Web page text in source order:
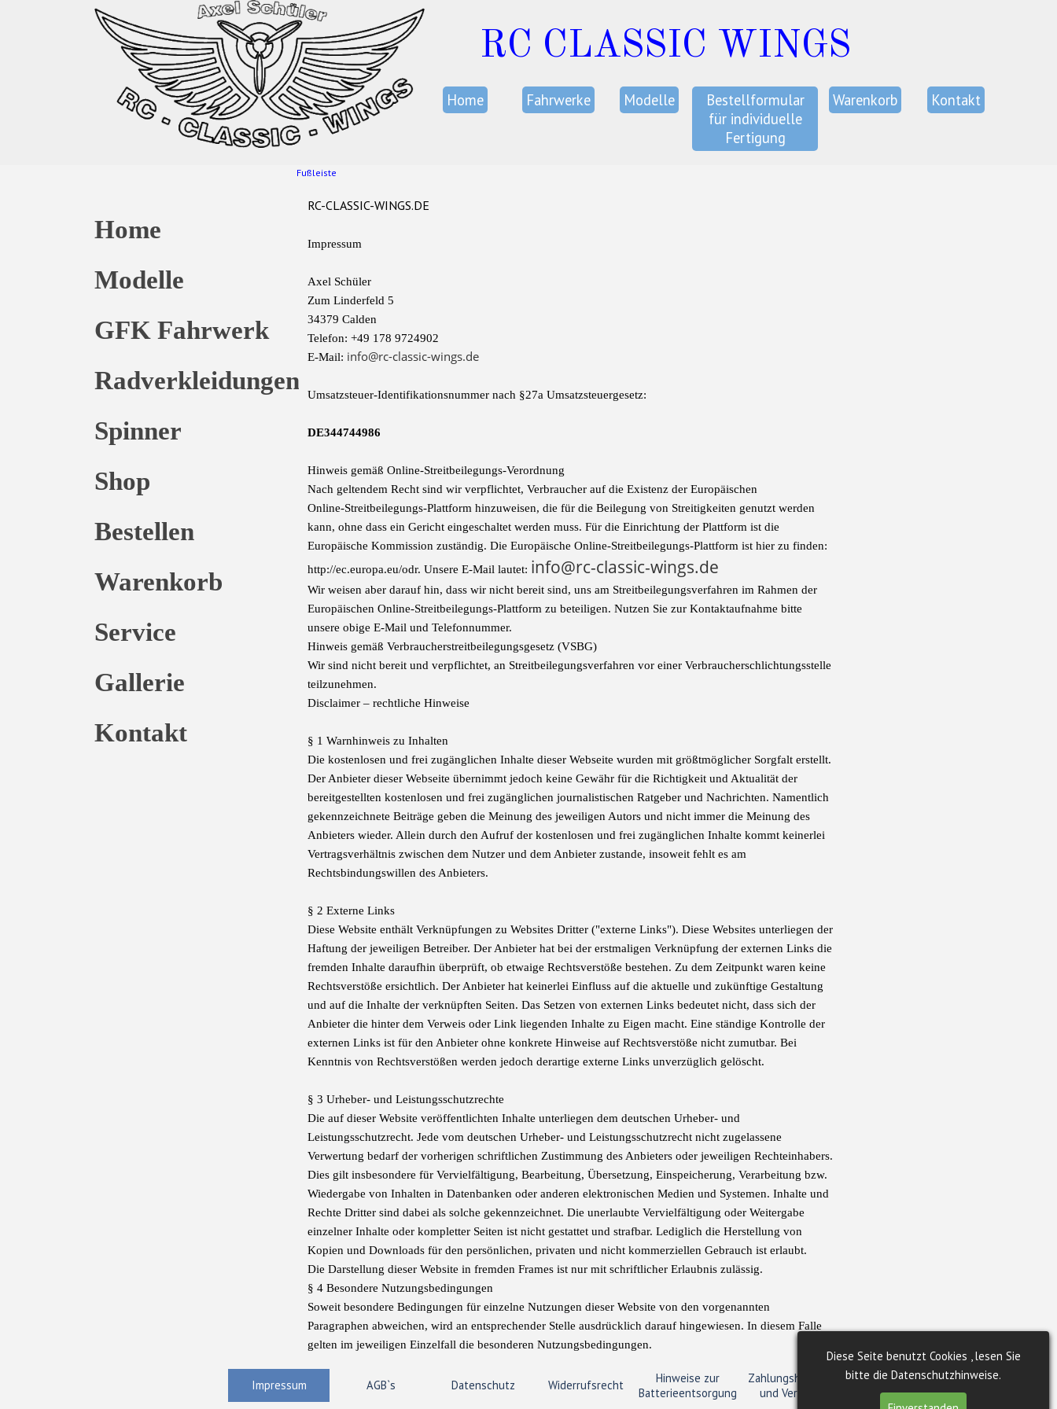
RC CLASSIC WINGS
Home Fahrwerke Warenkorb
Modelle Kontakt
Bestellformular
für individuelle
Fertigung
Home
Modelle
GFK Fahrwerk
Radverkleidungen
Spinner
Shop
Bestellen
Warenkorb
Service
Gallerie
Kontakt
Fußleiste
RC-CLASSIC-WINGS.DE
Impressum
Axel Schüler
Zum Linderfeld 5
34379 Calden
Telefon: +49 178 9724902
E-Mail: info@rc-classic-wings.de
Umsatzsteuer-Identifikationsnummer nach §27a Umsatzsteuergesetz:
DE344744986
Hinweis gemäß Online-Streitbeilegungs-Verordnung
Nach geltendem Recht sind wir verpflichtet, Verbraucher auf die Existenz der Europäischen
Online-Streitbeilegungs-Plattform hinzuweisen, die für die Beilegung von Streitigkeiten genutzt werden
kann, ohne dass ein Gericht eingeschaltet werden muss. Für die Einrichtung der Plattform ist die
Europäische Kommission zuständig. Die Europäische Online-Streitbeilegungs-Plattform ist hier zu finden:
http://ec.europa.eu/odr. Unsere E-Mail lautet: info@rc-classic-wings.de
Wir weisen aber darauf hin, dass wir nicht bereit sind, uns am Streitbeilegungsverfahren im Rahmen der
Europäischen Online-Streitbeilegungs-Plattform zu beteiligen. Nutzen Sie zur Kontaktaufnahme bitte
unsere obige E-Mail und Telefonnummer.
Hinweis gemäß Verbraucherstreitbeilegungsgesetz (VSBG)
Wir sind nicht bereit und verpflichtet, an Streitbeilegungsverfahren vor einer Verbraucherschlichtungsstelle
teilzunehmen.
Disclaimer – rechtliche Hinweise
§ 1 Warnhinweis zu Inhalten
Die kostenlosen und frei zugänglichen Inhalte dieser Webseite wurden mit größtmöglicher Sorgfalt erstellt.
Der Anbieter dieser Webseite übernimmt jedoch keine Gewähr für die Richtigkeit und Aktualität der
bereitgestellten kostenlosen und frei zugänglichen journalistischen Ratgeber und Nachrichten. Namentlich
gekennzeichnete Beiträge geben die Meinung des jeweiligen Autors und nicht immer die Meinung des
Anbieters wieder. Allein durch den Aufruf der kostenlosen und frei zugänglichen Inhalte kommt keinerlei
Vertragsverhältnis zwischen dem Nutzer und dem Anbieter zustande, insoweit fehlt es am
Rechtsbindungswillen des Anbieters.
§ 2 Externe Links
Diese Website enthält Verknüpfungen zu Websites Dritter ("externe Links"). Diese Websites unterliegen der
Haftung der jeweiligen Betreiber. Der Anbieter hat bei der erstmaligen Verknüpfung der externen Links die
fremden Inhalte daraufhin überprüft, ob etwaige Rechtsverstöße bestehen. Zu dem Zeitpunkt waren keine
Rechtsverstöße ersichtlich. Der Anbieter hat keinerlei Einfluss auf die aktuelle und zukünftige Gestaltung
und auf die Inhalte der verknüpften Seiten. Das Setzen von externen Links bedeutet nicht, dass sich der
Anbieter die hinter dem Verweis oder Link liegenden Inhalte zu Eigen macht. Eine ständige Kontrolle der
externen Links ist für den Anbieter ohne konkrete Hinweise auf Rechtsverstöße nicht zumutbar. Bei
Kenntnis von Rechtsverstößen werden jedoch derartige externe Links unverzüglich gelöscht.
§ 3 Urheber- und Leistungsschutzrechte
Die auf dieser Website veröffentlichten Inhalte unterliegen dem deutschen Urheber- und
Leistungsschutzrecht. Jede vom deutschen Urheber- und Leistungsschutzrecht nicht zugelassene
Verwertung bedarf der vorherigen schriftlichen Zustimmung des Anbieters oder jeweiligen Rechteinhabers.
Dies gilt insbesondere für Vervielfältigung, Bearbeitung, Übersetzung, Einspeicherung, Verarbeitung bzw.
Wiedergabe von Inhalten in Datenbanken oder anderen elektronischen Medien und Systemen. Inhalte und
Rechte Dritter sind dabei als solche gekennzeichnet. Die unerlaubte Vervielfältigung oder Weitergabe
einzelner Inhalte oder kompletter Seiten ist nicht gestattet und strafbar. Lediglich die Herstellung von
Kopien und Downloads für den persönlichen, privaten und nicht kommerziellen Gebrauch ist erlaubt.
Die Darstellung dieser Website in fremden Frames ist nur mit schriftlicher Erlaubnis zulässig.
§ 4 Besondere Nutzungsbedingungen
Soweit besondere Bedingungen für einzelne Nutzungen dieser Website von den vorgenannten
Paragraphen abweichen, wird an entsprechender Stelle ausdrücklich darauf hingewiesen. In diesem Falle
gelten im jeweiligen Einzelfall die besonderen Nutzungsbedingungen.
Impressum AGB`s Datenschutz Widerrufsrecht
Hinweise zur
Batterieentsorgung
Zahlungshinweis
und Versand
Diese Seite benutzt Cookies , lesen Sie
bitte die Datenschutzhinweise.